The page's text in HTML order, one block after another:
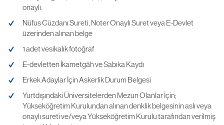
onaylı.
Nüfus Cüzdanı Sureti, Noter Onaylı Suret veya E-Devlet
üzerinden alınan belge
1 adet vesikalık fotoğraf
E-devletten İkametgâh ve Sabıka Kaydı
Erkek Adaylar İçin Askerlik Durum Belgesi
Yurtdışındaki Üniversitelerden Mezun Olanlar İçin;
Yükseköğretim Kurulundan alınan denklik belgesinin aslı veya
onaylı sureti ve/veya Yükseköğretim Kurulu tarafından verilmiş